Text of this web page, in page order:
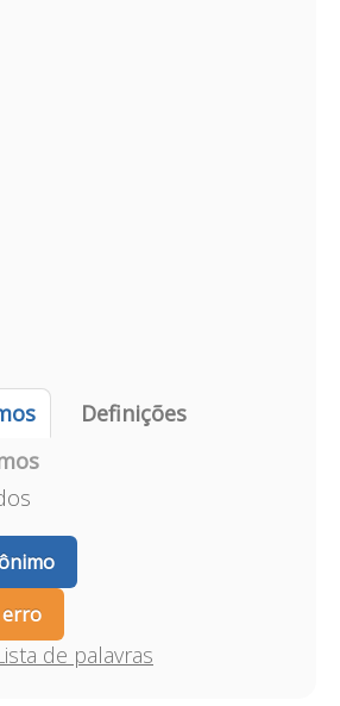
Definições
erro
de palavras